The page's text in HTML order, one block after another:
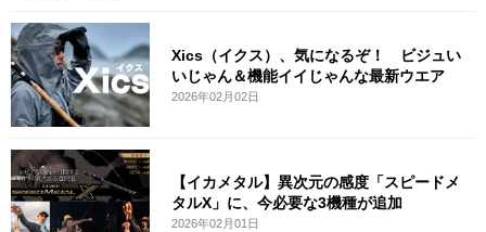
Xics（イクス）、気になるぞ！ ビジュい
いじゃん＆機能イイじゃんな最新ウエア
2026年02月02日
【イカメタル】異次元の感度「スピードメ
タルX」に、今必要な3機種が追加
2026年02月01日